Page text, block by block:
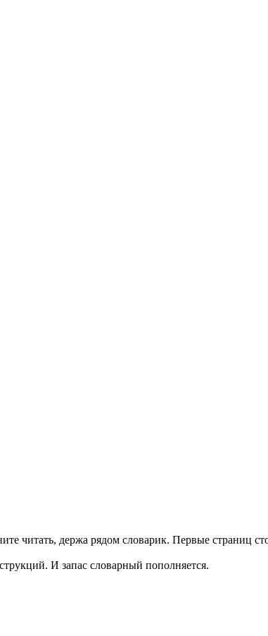
читать, держа рядом словарик. Первые страниц
И запас словарный пополняется.